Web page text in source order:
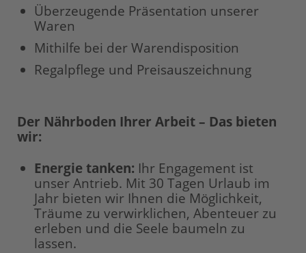
Überzeugende Präsentation unserer
Waren
Mithilfe bei der Warendisposition
Regalpflege und Preisauszeichnung
Der Nährboden Ihrer Arbeit – Das bieten
wir:
Energie tanken: Ihr Engagement ist
unser Antrieb. Mit 30 Tagen Urlaub im
Jahr bieten wir Ihnen die Möglichkeit,
Träume zu verwirklichen, Abenteuer zu
erleben und die Seele baumeln zu
lassen.